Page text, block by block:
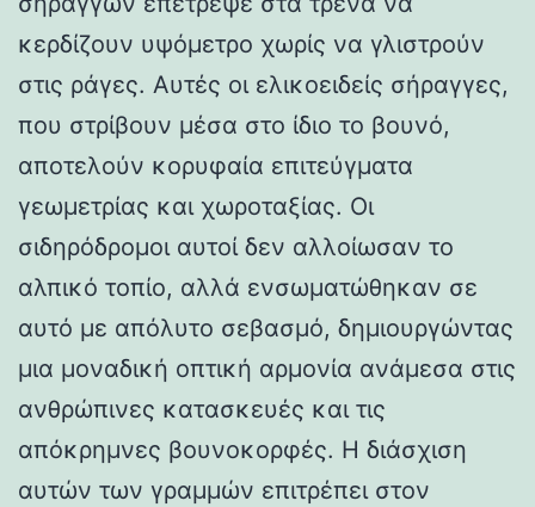
κερδίζουν υψόμετρο χωρίς να γλιστρούν
στις ράγες. Αυτές οι ελικοειδείς σήραγγες,
που στρίβουν μέσα στο ίδιο το βουνό,
αποτελούν κορυφαία επιτεύγματα
γεωμετρίας και χωροταξίας. Οι
σιδηρόδρομοι αυτοί δεν αλλοίωσαν το
αλπικό τοπίο, αλλά ενσωματώθηκαν σε
αυτό με απόλυτο σεβασμό, δημιουργώντας
μια μοναδική οπτική αρμονία ανάμεσα στις
ανθρώπινες κατασκευές και τις
απόκρημνες βουνοκορφές. Η διάσχιση
αυτών των γραμμών επιτρέπει στον